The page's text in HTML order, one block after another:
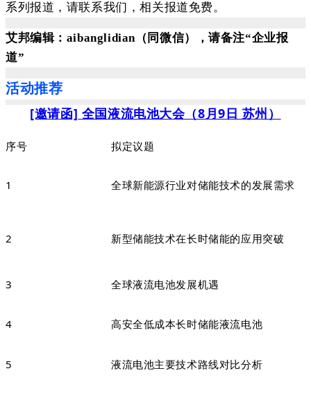
系列报道，请联系我们，相关报道免费。
艾邦编辑：aibanglidian（同微信），请备注“企业报
道”
活动推荐
[邀请函] 全国液流电池大会（8月9日 苏州）
序号 拟定议题
1 全球新能源行业对储能技术的发展需求
2 新型储能技术在长时储能的应用突破
3 全球液流电池发展机遇
4 高安全低成本长时储能液流电池
5 液流电池主要技术路线对比分析